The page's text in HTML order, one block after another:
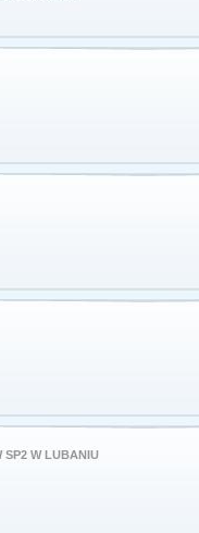
SP2 W LUBANIU